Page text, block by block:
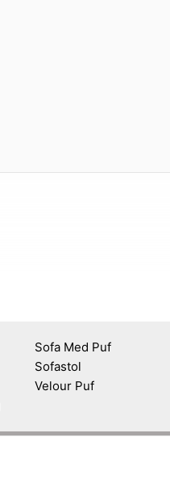
Sofa Med Puf
Sofastol
Velour Puf